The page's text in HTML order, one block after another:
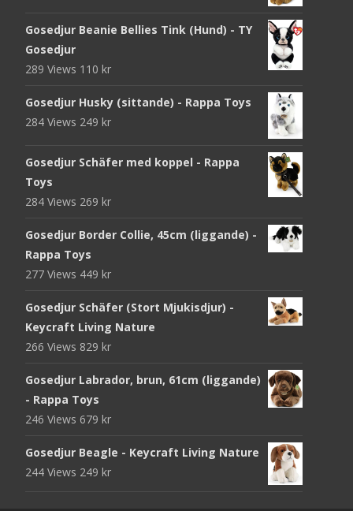
Gosedjur Beanie Bellies Tink (Hund) - TY
Gosedjur
289 Views 110 kr
Gosedjur Husky (sittande) - Rappa Toys
284 Views 249 kr
Gosedjur Schäfer med koppel - Rappa
Toys
284 Views 269 kr
Gosedjur Border Collie, 45cm (liggande) -
Rappa Toys
277 Views 449 kr
Gosedjur Schäfer (Stort Mjukisdjur) -
Keycraft Living Nature
266 Views 829 kr
Gosedjur Labrador, brun, 61cm (liggande)
- Rappa Toys
246 Views 679 kr
Gosedjur Beagle - Keycraft Living Nature
244 Views 249 kr